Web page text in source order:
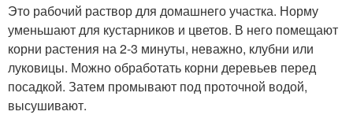
Это рабочий раствор для домашнего участка. Норму
уменьшают для кустарников и цветов. В него помещают
корни растения на 2-3 минуты, неважно, клубни или
луковицы. Можно обработать корни деревьев перед
посадкой. Затем промывают под проточной водой,
высушивают.